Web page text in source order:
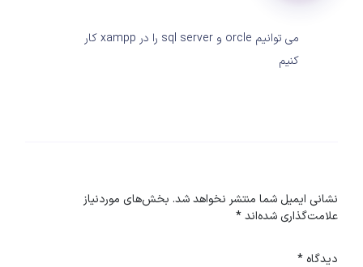
می توانیم orcle و sql server را در xampp کار
کنیم
نشانی ایمیل شما منتشر نخواهد شد. بخش‌های موردنیاز
علامت‌گذاری شده‌اند*
دیدگاه *